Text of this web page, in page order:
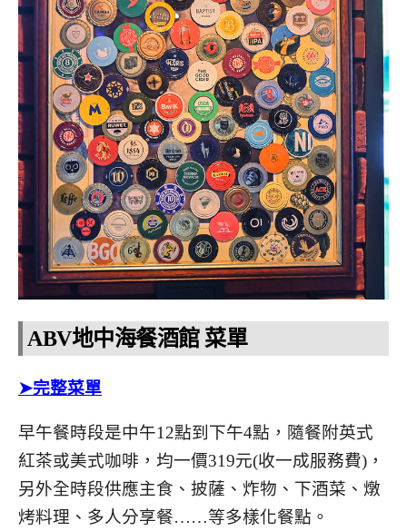
ABV地中海餐酒館 菜單
➤完整菜單
早午餐時段是中午12點到下午4點，隨餐附英式
紅茶或美式咖啡，均一價319元(收一成服務費)，
另外全時段供應主食、披薩、炸物、下酒菜、燉
烤料理、多人分享餐……等多樣化餐點。